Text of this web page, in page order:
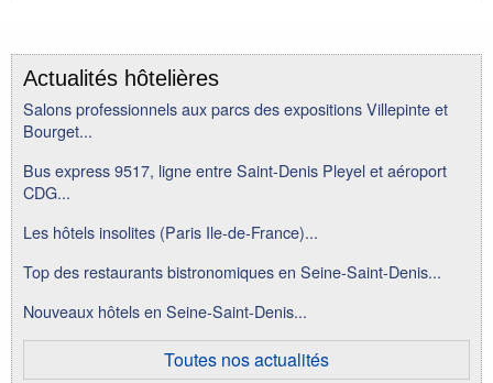
Actualités hôtelières
Salons professionnels aux parcs des expositions Villepinte et
Bourget...
Bus express 9517, ligne entre Saint-Denis Pleyel et aéroport
CDG...
Les hôtels insolites (Paris Ile-de-France)...
Top des restaurants bistronomiques en Seine-Saint-Denis...
Nouveaux hôtels en Seine-Saint-Denis...
Toutes nos actualités